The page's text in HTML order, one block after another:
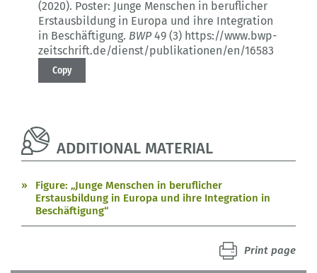
(2020). Poster: Junge Menschen in beruflicher
Erstausbildung in Europa und ihre Integration
in Beschäftigung. BWP49 (3) https://www.bwp-
zeitschrift.de/dienst/publikationen/en/16583
Copy
ADDITIONAL MATERIAL
Figure: „Junge Menschen in beruflicher
Erstausbildung in Europa und ihre Integration in
Beschäftigung“
Print page